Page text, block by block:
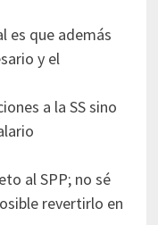
es que además
y el
a la SS sino
al SPP; no sé
revertirlo en